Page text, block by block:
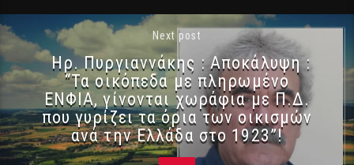
Next post
Ηρ. Πυργιαννάκης : Αποκάλυψη :
“Τα οικόπεδα με πληρωμένο
ΕΝΦΙΑ, γίνονται χωράφια με Π.Δ.
που γυρίζει τα όρια των οικισμών
ανά την Ελλάδα στο 1923”!